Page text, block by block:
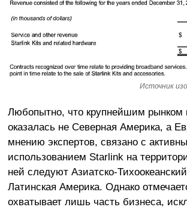
Источник
Любопытно, что крупнейшим рынком
оказалась не Северная Америка, а
мнению экспертов, связано с
использованием Starlink на
ней следуют Азиатско-
Латинская Америка. Однако
охватывает лишь часть бизнеса,